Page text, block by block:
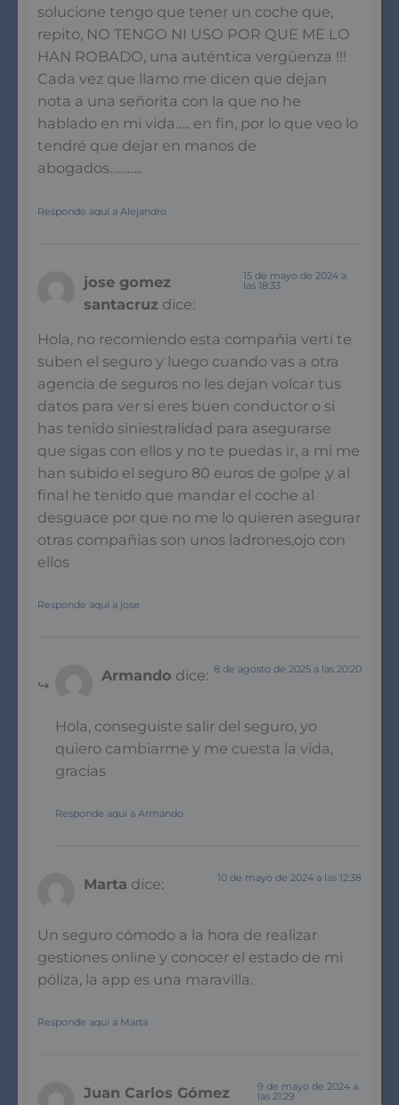
solucione tengo que tener un coche que,
repito, NO TENGO NI USO POR QUE ME LO
HAN ROBADO, una auténtica vergüenza !!!
Cada vez que llamo me dicen que dejan
nota a una señorita con la que no he
hablado en mi vida….. en fin, por lo que veo lo
tendré que dejar en manos de
abogados………..
Responde aquí a Alejandro
jose gomez
santacruz dice:
15 de mayo de 2024 a
las 18:33
Hola, no recomiendo esta compañia verti te
suben el seguro y luego cuando vas a otra
agencia de seguros no les dejan volcar tus
datos para ver si eres buen conductor o si
has tenido siniestralidad para asegurarse
que sigas con ellos y no te puedas ir, a mi me
han subido el seguro 80 euros de golpe ,y al
final he tenido que mandar el coche al
desguace por que no me lo quieren asegurar
otras compañias son unos ladrones,ojo con
ellos
Responde aquí a jose
Armando dice: 8 de agosto de 2025 a las 20:20
Hola, conseguiste salir del seguro, yo
quiero cambiarme y me cuesta la vida,
gracias
Responde aquí a Armando
Marta dice: 10 de mayo de 2024 a las 12:38
Un seguro cómodo a la hora de realizar
gestiones online y conocer el estado de mi
póliza, la app es una maravilla.
Responde aquí a Marta
Juan Carlos Gómez
9 de mayo de 2024 a
las 21:29